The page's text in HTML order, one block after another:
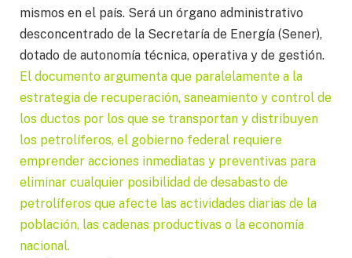
mismos en el país. Será un órgano administrativo
desconcentrado de la Secretaría de Energía (Sener),
dotado de autonomía técnica, operativa y de gestión.
El documento argumenta que paralelamente a la
estrategia de recuperación, saneamiento y control de
los ductos por los que se transportan y distribuyen
los petrolíferos, el gobierno federal requiere
emprender acciones inmediatas y preventivas para
eliminar cualquier posibilidad de desabasto de
petrolíferos que afecte las actividades diarias de la
población, las cadenas productivas o la economía
nacional.